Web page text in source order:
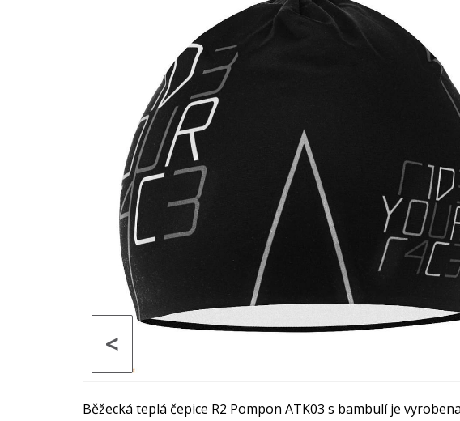
<
Běžecká teplá čepice R2 Pompon ATK03 s bambulí je